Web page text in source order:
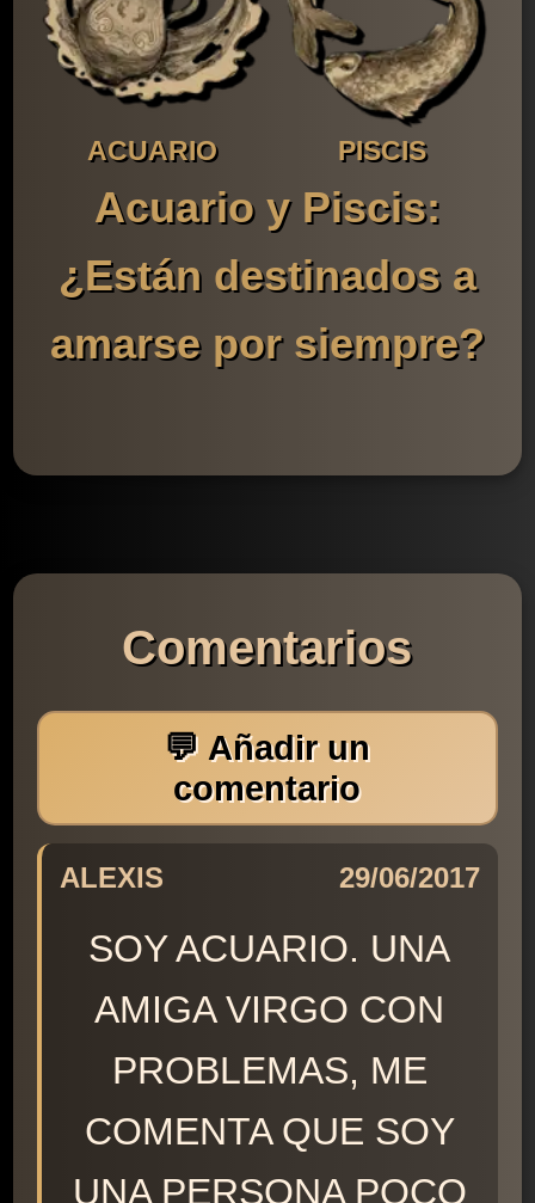
ACUARIO PISCIS
Acuario y Piscis:
¿Están destinados a
amarse por siempre?
Comentarios
💬 Añadir un
comentario
ALEXIS 29/06/2017
SOY ACUARIO. UNA
AMIGA VIRGO CON
PROBLEMAS, ME
COMENTA QUE SOY
UNA PERSONA POCO